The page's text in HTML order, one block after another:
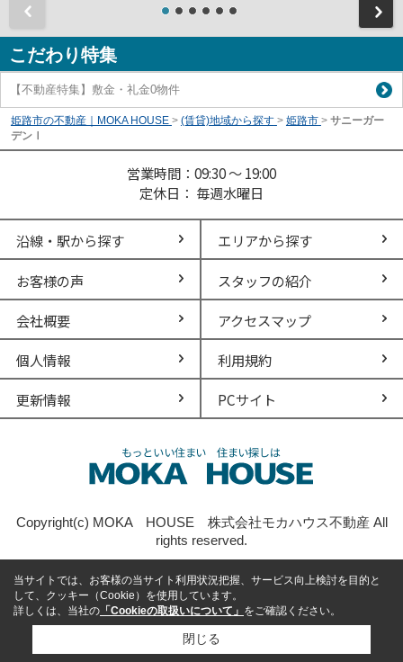
こだわり特集
【不動産特集】敷金・礼金0物件
姫路市の不動産｜MOKA HOUSE > (賃貸)地域から探す > 姫路市 > サニーガー
デンⅠ
営業時間：09:30 ～ 19:00
定休日： 毎週水曜日
沿線・駅から探す エリアから探す
お客様の声 スタッフの紹介
会社概要 アクセスマップ
個人情報 利用規約
更新情報 PCサイト
Copyright(c) MOKA HOUSE 株式会社モカハウス不動産 All
rights reserved.
当サイトでは、お客様の当サイト利用状況把握、サービス向上検討を目的と
して、クッキー（Cookie）を使用しています。
詳しくは、当社の 「Cookieの取扱いについて」 をご確認ください。
閉じる